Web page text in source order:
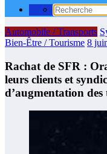
Automobile / Transports
Bien-Être / Tourisme 8
Rachat de SFR :
leurs clients et
d’augmentation des